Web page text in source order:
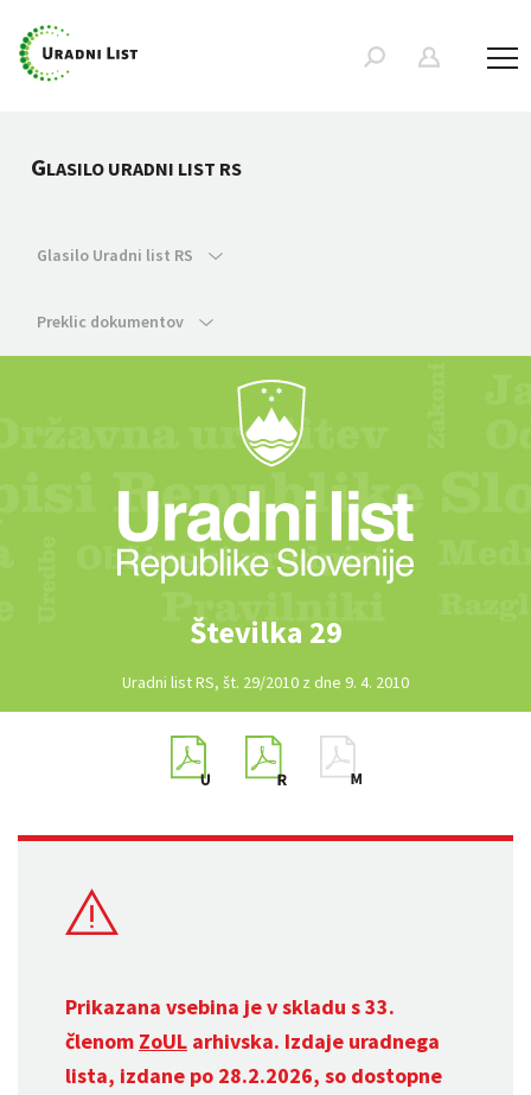
GLASILO URADNI LIST RS
Glasilo Uradni list RS
Preklic dokumentov
Številka 29
Uradni list RS, št. 29/2010 z dne 9. 4. 2010
Prikazana vsebina je v skladu s 33.
členom ZoUL arhivska. Izdaje uradnega
lista, izdane po 28.2.2026, so dostopne